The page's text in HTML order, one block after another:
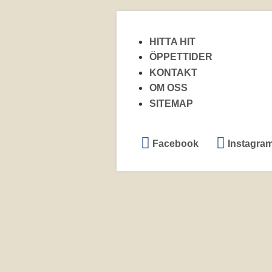
HITTA HIT
ÖPPETTIDER
KONTAKT
OM OSS
SITEMAP
Facebook